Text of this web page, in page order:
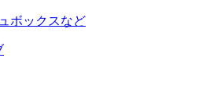
ボックスなど